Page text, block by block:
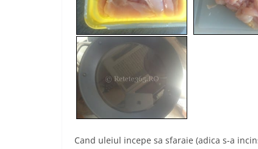
Cand uleiul incepe sa sfaraie (adica s-a